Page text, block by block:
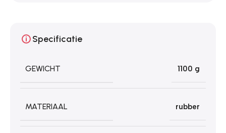
Specificatie
GEWICHT 1100 g
MATERIAAL rubber